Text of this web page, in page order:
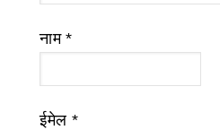
नाम*
ईमेल *